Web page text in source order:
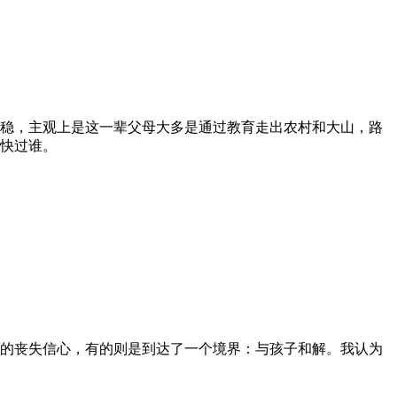
，主观上是这一辈父母大多是通过教育走出农村和大山，路
过谁。
丧失信心，有的则是到达了一个境界：与孩子和解。我认为